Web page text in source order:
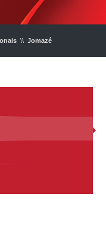
\\ Jomazé